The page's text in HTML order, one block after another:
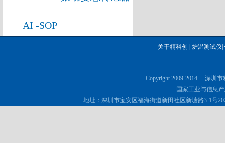
AI -SOP
关于精科创 炉温测试仪
Copyright 2009-2014 深圳
国家工业与信息
地址：深圳市宝安区福海街道新田社区新塘路3-1号